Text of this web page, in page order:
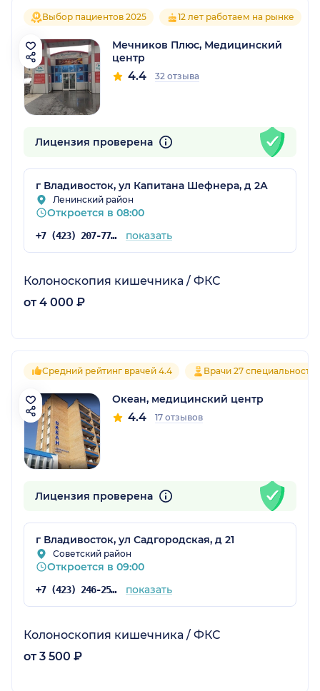
Выбор пациентов 2025 12 лет работаем на рынке
Мечников Плюс, Медицинский
центр
4.4 32 отзыва
Лицензия проверена
г Владивосток, ул Капитана Шефнера, д 2А
Ленинский район
Откроется в 08:00
+7 (423) 207-77-80 показать
Колоноскопия кишечника / ФКС
от 4 000 ₽
Средний рейтинг врачей 4.4 Врачи 27
Океан, медицинский центр
4.4 17 отзывов
Лицензия проверена
г Владивосток, ул Садгородская, д 21
Советский район
Откроется в 09:00
+7 (423) 246-25-46 показать
Колоноскопия кишечника / ФКС
от 3 500 ₽